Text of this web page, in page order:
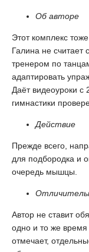
Об авторе
Этот комплекс
Галина не считает
тренером по
адаптировать
Даёт видеоуроки с
гимнастики
Действие
Прежде всего,
для подбородка и
очередь мышцы.
Автор не ставит
одно и то же
отмечает,